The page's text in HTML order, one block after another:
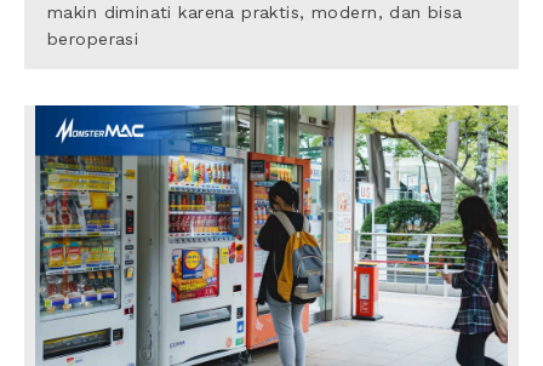
makin diminati karena praktis, modern, dan bisa
beroperasi